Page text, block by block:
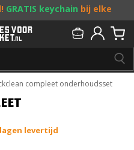
GRATIS keychain bij elke
acties! Doe je mee?
00 01
compleet onderhoudsset
levertijd